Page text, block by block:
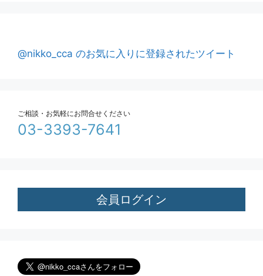
@nikko_cca のお気に入りに登録されたツイート
ご相談・お気軽にお問合せください
03-3393-7641
会員ログイン